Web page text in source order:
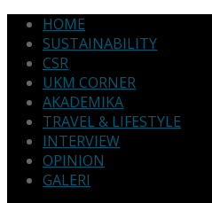
HOME
SUSTAINABILITY
CSR
UKM CORNER
AKADEMIKA
TRAVEL & LIFESTYLE
INTERVIEW
OPINION
GALERI